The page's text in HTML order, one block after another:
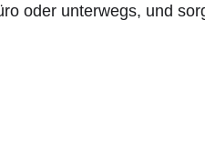
oder unterwegs, und